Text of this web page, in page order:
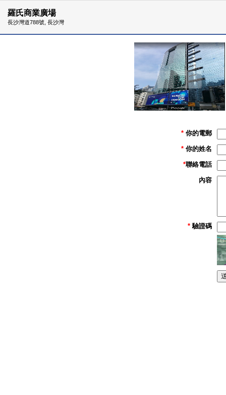
羅氏商業廣場
長沙灣道788號, 長沙灣
* 你的電郵
* 你的姓名
*聯絡電話
內容
* 驗證碼